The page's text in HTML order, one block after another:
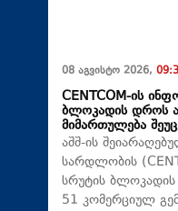
08 აგვისტო 2026,
CENTCOM-ის
ბლოკადის დროს
მიმართულება
აშშ-ის
სარდლობის
სრუტის
51 კომერციულ